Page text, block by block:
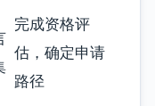
完成资格评
估，确定申请
路径